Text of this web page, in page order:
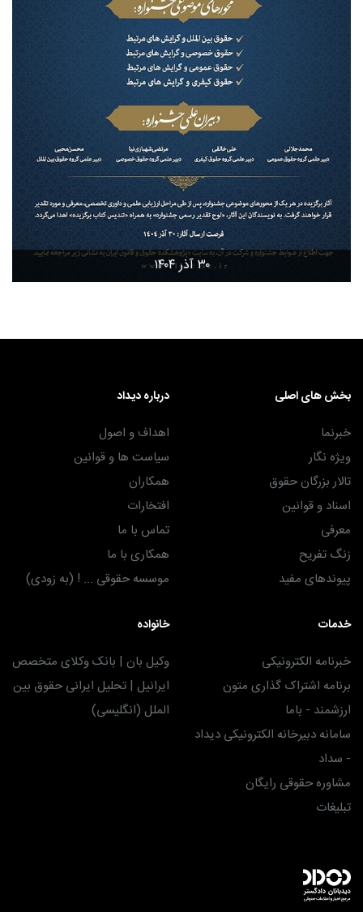
۳۰ آذر ۱۴۰۴
بخش های اصلی
خبرنما
ویژه نگار
تالار بزرگان حقوق
اسناد و قوانین
معرفی
زنگ تفریح
پیوندهای مفید
درباره دیداد
اهداف و اصول
سیاست ها و قوانین
همکاران
افتخارات
تماس با ما
همکاری با ما
موسسه حقوقی ... ! (به زودی)
خدمات
خبرنامه الکترونیکی
برنامه اشتراک گذاری متون
ارزشمند - باما
سامانه دبیرخانه الکترونیکی دیداد
- سداد
مشاوره حقوقی رایگان
تبلیغات
خانواده
وکیل بان | بانک وکلای متخصص
ایرانیل | تحلیل ایرانی حقوق بین
الملل (انگلیسی)